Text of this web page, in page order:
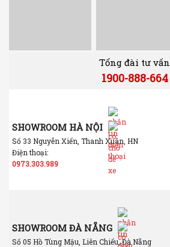
Tổng đài tư vấn
1900-888-664
SHOWROOM HÀ NỘI
Số 33 Nguyễn Xiển, Thanh Xuân, HN
Điện thoại:
0973.303.989
SHOWROOM ĐÀ NẴNG
Số 05 Hồ Tùng Mậu, Liên Chiểu, Đà Nẵng